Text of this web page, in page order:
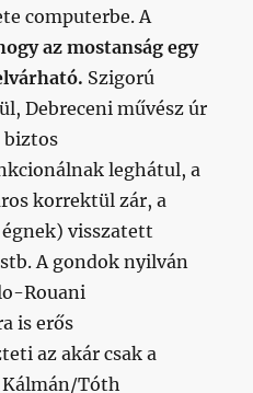
computerbe. A
az mostanság egy
Szigorú
Debreceni művész úr
biztos
leghátul, a
korrektül zár, a
visszatett
A gondok nyilván
Rouani
is erős
az akár csak a
Kálmán/Tóth